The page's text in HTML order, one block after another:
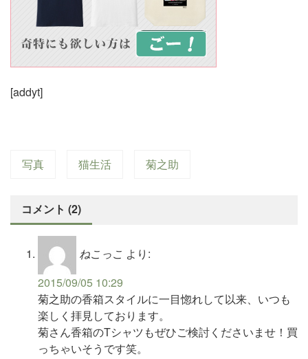
[addyt]
写真 猫生活 菊之助
コメント (2)
ねこっこ より:
2015/09/05 10:29
菊之助の香箱スタイルに一目惚れして以来、いつも
楽しく拝見しております。
菊さん香箱のTシャツもぜひご検討くださいませ！買
っちゃいそうです笑。